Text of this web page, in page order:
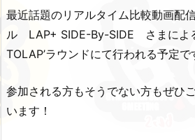
最近話題のリアルタイム比較動画配
ル LAP+ SIDE-By-SIDE さまによ
TOLAP’ラウンドにて行われる予定で
参加される方もそうでない方もぜひ
います！